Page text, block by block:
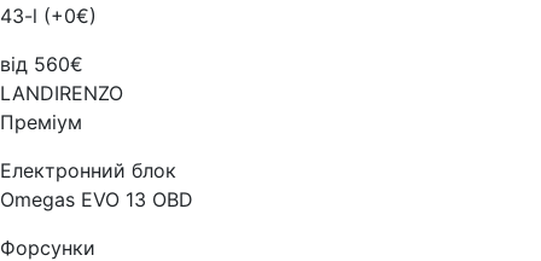
43-l (+0€)
від 560€
LANDIRENZO
Преміум
Електронний блок
Omegas EVO 13 OBD
Форсунки